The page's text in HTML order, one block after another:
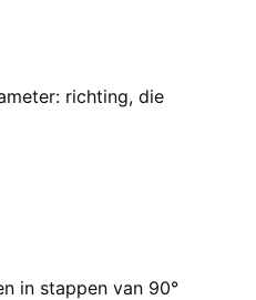
richting, die
in stappen van 90°